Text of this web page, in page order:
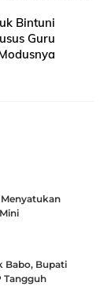
Bintuni
Guru
Menyatukan
Babo, Bupati
Tangguh